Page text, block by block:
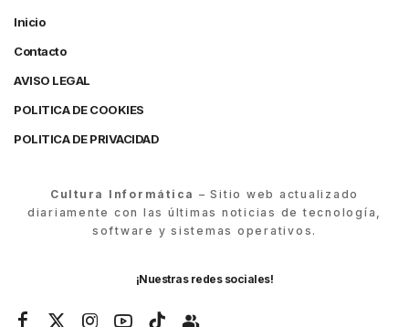
Inicio
Contacto
AVISO LEGAL
POLITICA DE COOKIES
POLITICA DE PRIVACIDAD
Cultura Informática – Sitio web actualizado
diariamente con las últimas noticias de tecnología,
software y sistemas operativos.
¡Nuestras redes sociales!